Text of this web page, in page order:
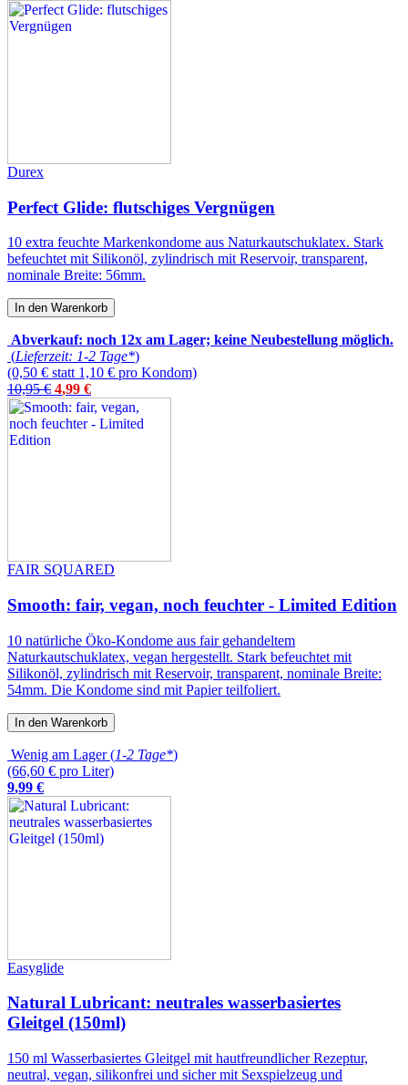
Durex
Perfect Glide: flutschiges Vergnügen
10 extra feuchte Markenkondome aus Naturkautschuklatex. Stark
befeuchtet mit Silikonöl, zylindrisch mit Reservoir, transparent,
nominale Breite: 56mm.
In den Warenkorb
Abverkauf: noch 12x am Lager; keine Neubestellung möglich.
(Lieferzeit: 1-2 Tage*)
(0,50 € statt 1,10 € pro Kondom)
10,95 € 4,99 €
FAIR SQUARED
Smooth: fair, vegan, noch feuchter - Limited Edition
10 natürliche Öko-Kondome aus fair gehandeltem
Naturkautschuklatex, vegan hergestellt. Stark befeuchtet mit
Silikonöl, zylindrisch mit Reservoir, transparent, nominale Breite:
54mm. Die Kondome sind mit Papier teilfoliert.
In den Warenkorb
Wenig am Lager (1-2 Tage*)
(66,60 € pro Liter)
9,99 €
Easyglide
Natural Lubricant: neutrales wasserbasiertes
Gleitgel (150ml)
150 ml Wasserbasiertes Gleitgel mit hautfreundlicher Rezeptur,
neutral, vegan, silikonfrei und sicher mit Sexspielzeug und